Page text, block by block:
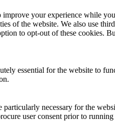
your experience while
of the website. We also use
to opt-out of these cookies.
essential for the website to
necessary for the
user consent prior to